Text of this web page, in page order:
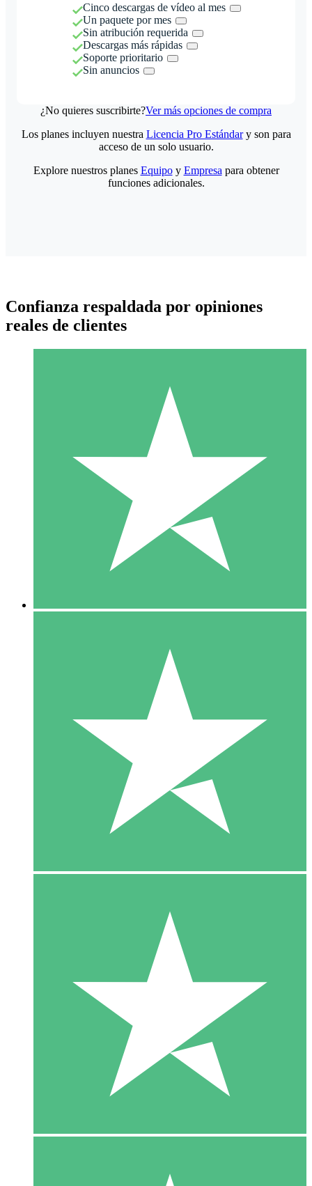
Cinco descargas de vídeo al mes
Un paquete por mes
Sin atribución requerida
Descargas más rápidas
Soporte prioritario
Sin anuncios
¿No quieres suscribirte?Ver más opciones de compra
Paquetes de Créditos Individuales
Paga según el uso con créditos de descarga. Sin compromiso
10 00
10 Descargas
20 00
Los planes incluyen nuestra Licencia Pro Estándary son para
acceso de un solo usuario.
Explore nuestros planes Equipoy Empresa para obtener
funciones adicionales.
Confianza respaldada por opiniones
reales de clientes